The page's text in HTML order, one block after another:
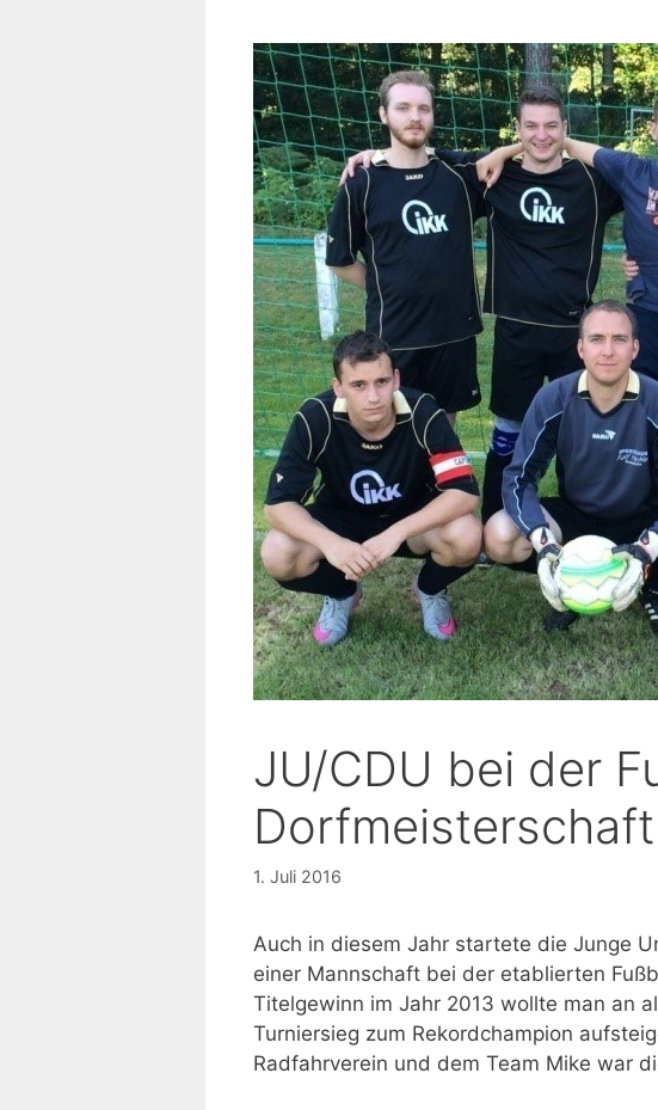
JU/CDU bei der
1. Juli 2016
Auch in diesem Jahr startete die Junge
einer Mannschaft bei der etablierten
Titelgewinn im Jahr 2013 wollte man an
Turniersieg zum Rekordchampion
Radfahrverein und dem Team Mike war